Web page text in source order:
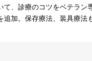
て、診療のコツをベテラン
追加。保存療法、装具療法